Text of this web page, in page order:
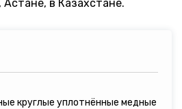
в Казахстане.
круглые уплотнённые медные